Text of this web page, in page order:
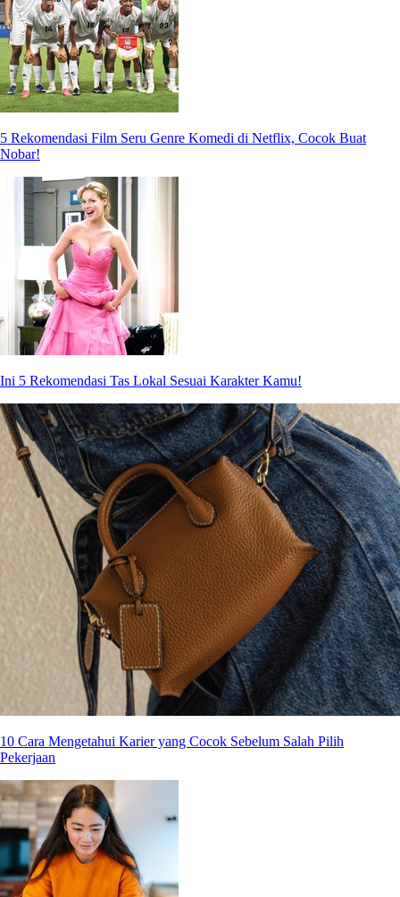
5 Rekomendasi Film Seru Genre Komedi di Netflix, Cocok Buat
Nobar!
Ini 5 Rekomendasi Tas Lokal Sesuai Karakter Kamu!
10 Cara Mengetahui Karier yang Cocok Sebelum Salah Pilih
Pekerjaan